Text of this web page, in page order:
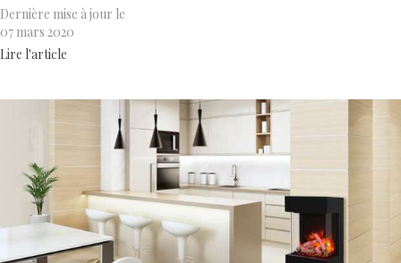
Dernière mise à jour le
07 mars 2020
Lire l'article